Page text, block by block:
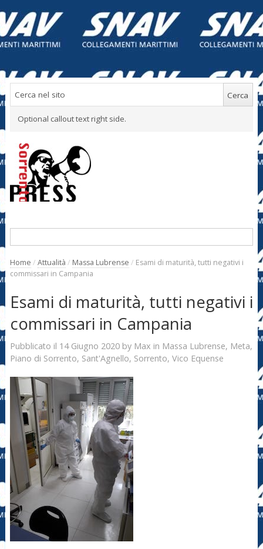
Optional callout text right side.
Home / Attualità / Massa Lubrense / Esami di maturità, tutti negativi i
commissari in Campania
Esami di maturità, tutti negativi i
commissari in Campania
Pubblicato il 14 Giugno 2020by Max in Massa Lubrense, Meta,
Piano di Sorrento, Sant'Agnello, Sorrento, Vico Equense